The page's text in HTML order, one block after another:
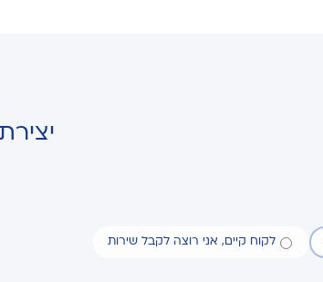
לקוח קיים, אני רוצה לקבל שירות